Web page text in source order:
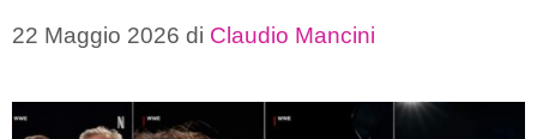
22 Maggio 2026 di Claudio Mancini